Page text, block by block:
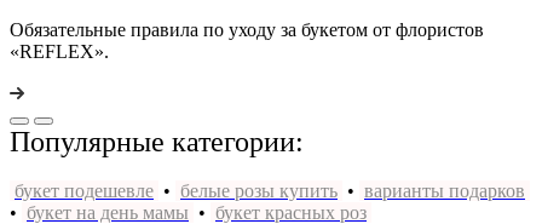
Обязательные правила по уходу за букетом от флористов
«REFLEX».
Популярные категории:
букет подешевле • белые розы купить • варианты подарков
• букет на день мамы • букет красных роз